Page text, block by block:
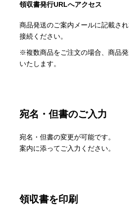
領収書発行URLへアクセス
商品発送のご案内メールに記載さ
接続ください。
※複数商品をご注文の場合、商品
いたします。
宛名・但書のご入力
宛名・但書の変更が可能です。
案内に添ってご入力ください。
領収書を印刷